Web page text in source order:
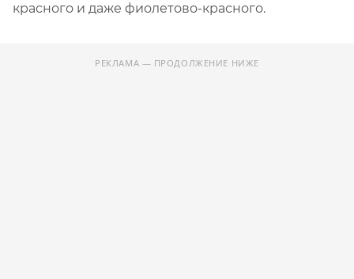
Кому камень принесет пользу
красного и даже фиолетово-красного.
РЕКЛАМА — ПРОДОЛЖЕНИЕ НИЖЕ